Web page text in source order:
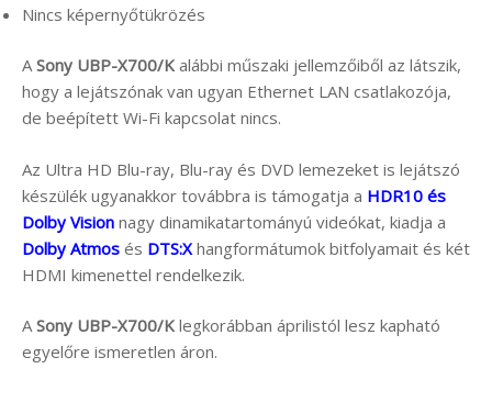
Nincs képernyőtükrözés
ASony UBP-X700/K alábbi műszaki jellemzőiből az látszik,
hogy a lejátszónak van ugyan Ethernet LAN csatlakozója,
de beépített Wi-Fi kapcsolat nincs.
Az Ultra HD Blu-ray, Blu-ray és DVD lemezeket is lejátszó
készülék ugyanakkor továbbra is támogatja a HDR10 és
Dolby Vision nagy dinamikatartományú videókat, kiadja a
Dolby Atmos és DTS:X hangformátumok bitfolyamait és két
HDMI kimenettel rendelkezik.
ASony UBP-X700/K legkorábban áprilistól lesz kapható
egyelőre ismeretlen áron.